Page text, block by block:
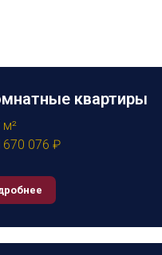
квартиры
м²
670 076 ₽